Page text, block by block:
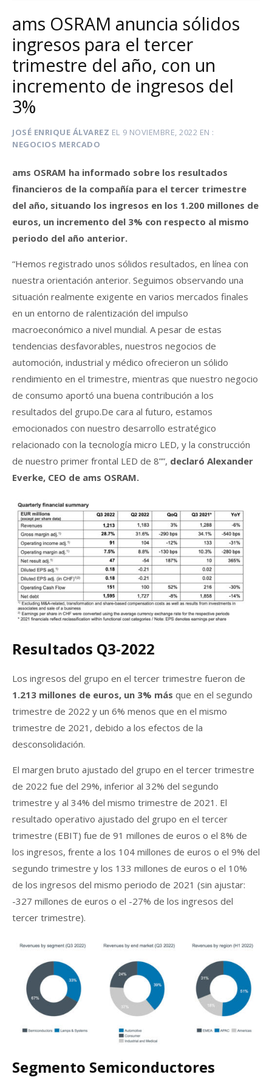
ams OSRAM anuncia sólidos
ingresos para el tercer
trimestre del año, con un
incremento de ingresos del
3%
JOSÉ ENRIQUE ÁLVAREZ EL 9 NOVIEMBRE, 2022 EN
NEGOCIOS MERCADO
ams OSRAM ha informado sobre los resultados
financieros de la compañía para el tercer trimestre
del año, situando los ingresos en los 1.200 millones de
euros, un incremento del 3% con respecto al mismo
periodo del año anterior.
“Hemos registrado unos sólidos resultados, en línea con
nuestra orientación anterior. Seguimos observando una
situación realmente exigente en varios mercados finales
en un entorno de ralentización del impulso
macroeconómico a nivel mundial. A pesar de estas
tendencias desfavorables, nuestros negocios de
automoción, industrial y médico ofrecieron un sólido
rendimiento en el trimestre, mientras que nuestro negocio
de consumo aportó una buena contribución a los
resultados del grupo.De cara al futuro, estamos
emocionados con nuestro desarrollo estratégico
relacionado con la tecnología micro LED, y la construcción
de nuestro primer frontal LED de 8””, declaró Alexander
Everke, CEO de ams OSRAM.
Resultados Q3-2022
Los ingresos del grupo en el tercer trimestre fueron de
1.213 millones de euros, un 3% más que en el segundo
trimestre de 2022 y un 6% menos que en el mismo
trimestre de 2021, debido a los efectos de la
desconsolidación.
El margen bruto ajustado del grupo en el tercer trimestre
de 2022 fue del 29%, inferior al 32% del segundo
trimestre y al 34% del mismo trimestre de 2021. El
resultado operativo ajustado del grupo en el tercer
trimestre (EBIT) fue de 91 millones de euros o el 8% de
los ingresos, frente a los 104 millones de euros o el 9% del
segundo trimestre y los 133 millones de euros o el 10%
de los ingresos del mismo periodo de 2021 (sin ajustar:
-327 millones de euros o el -27% de los ingresos del
tercer trimestre).
Segmento Semiconductores